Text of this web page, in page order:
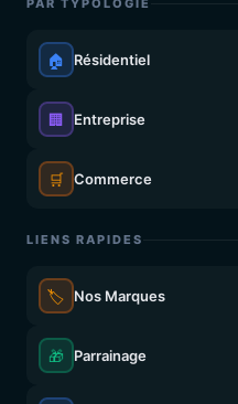
PAR TYPOLOGIE
🏠 Résidentiel
🏢 Entreprise
🛒 Commerce
LIENS RAPIDES
🏷️ Nos Marques
🎁 Parrainage